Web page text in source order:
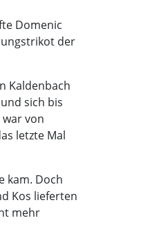
Domenic
der
Kaldenbach
sich bis
von
letzte Mal
kam. Doch
Kos lieferten
mehr